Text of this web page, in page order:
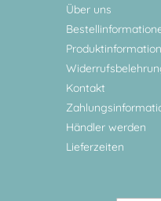
Über uns
Kontakt
Händler werden
Lieferzeiten